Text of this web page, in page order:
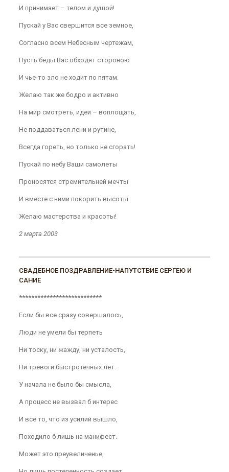
И принимает – телом и душой!
Пускай у Вас свершится все земное,
Согласно всем Небесным чертежам,
Пусть беды Вас обходят стороною
И чье-то зло не ходит по пятам.
Желаю так же бодро и активно
На мир смотреть, идеи – воплощать,
Не поддаваться лени и рутине,
Всегда гореть, но только не сгорать!
Пускай по небу Ваши самолеты
Проносятся стремительней мечты
И вместе с ними покорить высоты
Желаю мастерства и красоты!
2 марта 2003
СВАДЕБНОЕ ПОЗДРАВЛЕНИЕ-НАПУТСТВИЕ СЕРГЕЮ И
САНИЕ
***************************
Если бы все сразу совершалось,
Люди не умели бы терпеть
Ни тоску, ни жажду, ни усталость,
Ни тревоги быстротечных лет.
У начала не было бы смысла,
А процесс не вызвал б интерес
И все то, что из усилий вышло,
Походило б лишь на манифест.
Может это преувеличенье,